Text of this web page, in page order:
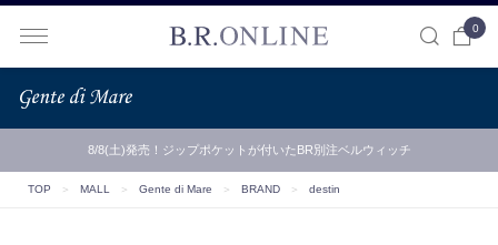
0
8/8(土)発売！ジップポケットが付いたBR別注ベルウィッチ
TOP ＞ MALL ＞ Gente di Mare ＞ BRAND ＞ destin